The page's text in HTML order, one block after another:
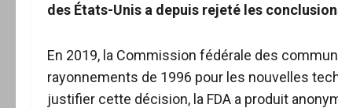
des États-Unis a depuis rejeté les
En 2019, la Commission fédérale des
rayonnements de 1996 pour les nouvelles
justifier cette décision, la FDA a produit